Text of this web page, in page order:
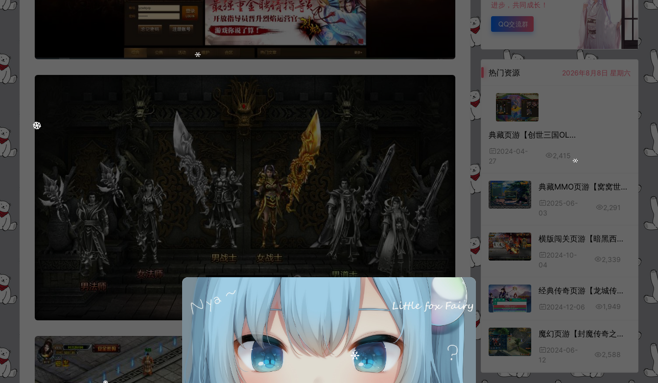
进步，共同成长！
QQ交流群
热门资源 2026年8月8日 星期六
典藏页游【创世三国OL】4月最新整理Win一键服务端+GM工具+详细外网搭建教程
2024-04-
27
2,415
典藏MMO页游【窝窝世界】6月最新整理Win一键服务端+批量注册+一键充值+详细外网搭建教程
2025-06-
03
2,291
横版闯关页游【暗黑西游】10月最新整理Win一键服务端+GM物品后台+详细外网搭建教程
2024-10-
04
2,339
经典传奇页游【龙城传奇】12月最新整理Win一键服务端+修改教程+详细外网搭建教程
2024-12-06 1,949
魔幻页游【封魔传奇之神武九天】6月最新整理Win一键服务端+GM工具+详细外网搭建教程
2024-06-
12
2,588